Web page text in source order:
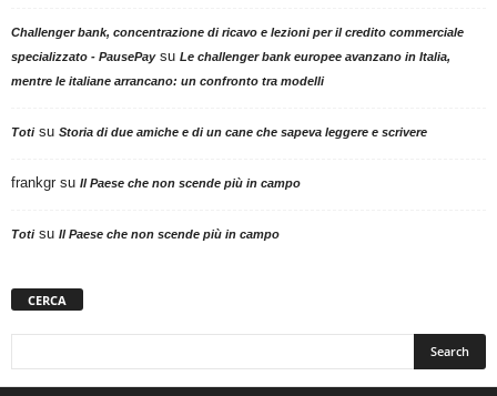
Challenger bank, concentrazione di ricavo e lezioni per il credito commerciale
specializzato - PausePaysu Le challenger bank europee avanzano in Italia,
mentre le italiane arrancano: un confronto tra modelli
Totisu Storia di due amiche e di un cane che sapeva leggere e scrivere
frankgr su Il Paese che non scende più in campo
Totisu Il Paese che non scende più in campo
CERCA